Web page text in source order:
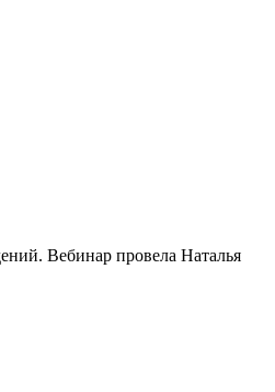
Вебинар провела Наталья